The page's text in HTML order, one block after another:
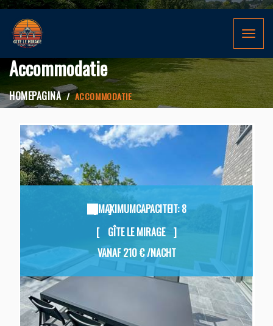
Toggle
Accommodatie
HOMEPAGINA ACCOMMODATIE
MAXIMUMCAPACITEIT: 8
GÎTE LE MIRAGE
VANAF210 €/NACHT